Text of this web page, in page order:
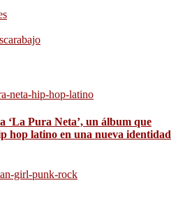
‘La Pura Neta’, un álbum que
hop latino en una nueva identidad